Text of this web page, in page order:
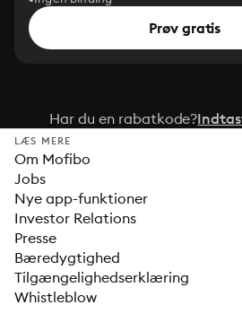
Prøv gratis
Har du en rabatkode?
LÆS MERE
Om Mofibo
Jobs
Nye app-funktioner
Investor Relations
Presse
Bæredygtighed
Tilgængelighedserklæring
Whistleblow